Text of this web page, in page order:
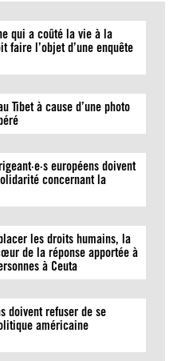
qui a coûté la vie à la
faire l’objet d’une enquête
Tibet à cause d’une photo
européens doivent
concernant la
les droits humains, la
de la réponse apportée à
à Ceuta
doivent refuser de se
américaine